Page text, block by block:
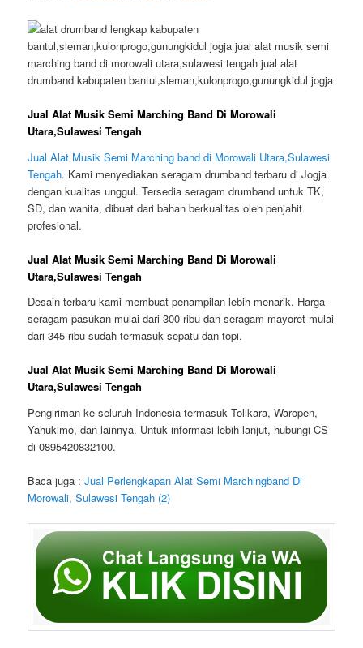
Jual Alat Musik Semi Marching Band Di Morowali
Utara,Sulawesi Tengah
Jual Alat Musik Semi Marching band di Morowali Utara,Sulawesi
Tengah. Kami menyediakan seragam drumband terbaru di Jogja
dengan kualitas unggul. Tersedia seragam drumband untuk TK,
SD, dan wanita, dibuat dari bahan berkualitas oleh penjahit
profesional.
Jual Alat Musik Semi Marching Band Di Morowali
Utara,Sulawesi Tengah
Desain terbaru kami membuat penampilan lebih menarik. Harga
seragam pasukan mulai dari 300 ribu dan seragam mayoret mulai
dari 345 ribu sudah termasuk sepatu dan topi.
Jual Alat Musik Semi Marching Band Di Morowali
Utara,Sulawesi Tengah
Pengiriman ke seluruh Indonesia termasuk Tolikara, Waropen,
Yahukimo, dan lainnya. Untuk informasi lebih lanjut, hubungi CS
di 0895420832100.
Baca juga :Jual Perlengkapan Alat Semi Marchingband Di
Morowali, Sulawesi Tengah (2)